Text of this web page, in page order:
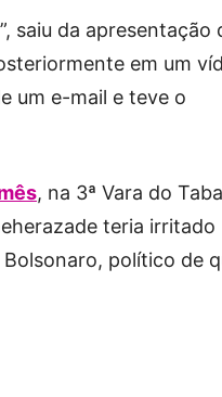
saiu da apresentação
em um
um e-mail e teve o
, na 3ª Vara do
teria irritado
político de